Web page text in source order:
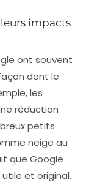
impacts
ont souvent
dont le
les
réduction
petits
neige au
que Google
et original.